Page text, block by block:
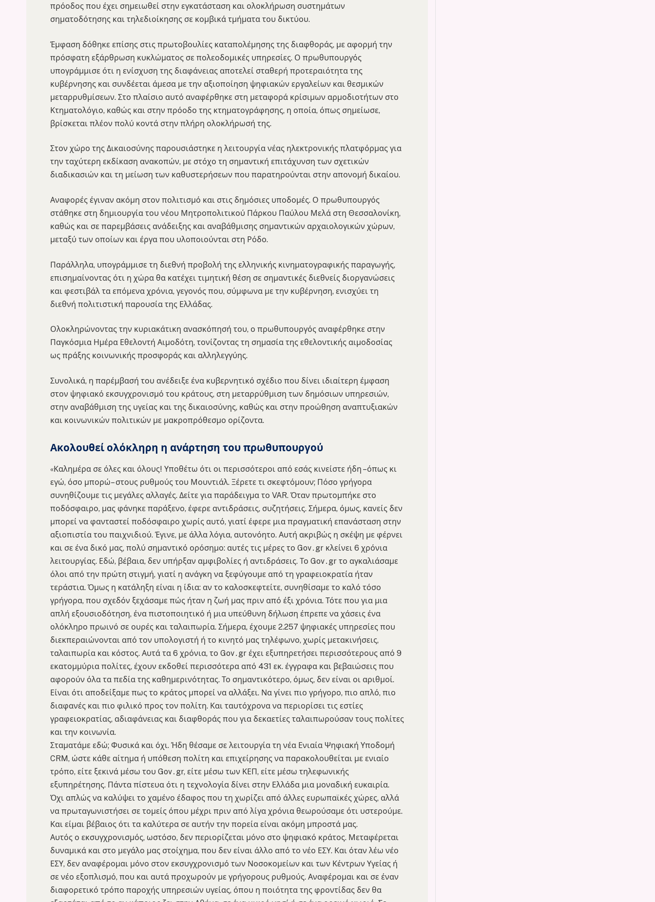
πρόοδος που έχει σημειωθεί στην εγκατάσταση και ολοκλήρωση συστημάτων
σηματοδότησης και τηλεδιοίκησης σε κομβικά τμήματα του δικτύου.
Έμφαση δόθηκε επίσης στις πρωτοβουλίες καταπολέμησης της διαφθοράς, με αφορμή την
πρόσφατη εξάρθρωση κυκλώματος σε πολεοδομικές υπηρεσίες. Ο πρωθυπουργός
υπογράμμισε ότι η ενίσχυση της διαφάνειας αποτελεί σταθερή προτεραιότητα της
κυβέρνησης και συνδέεται άμεσα με την αξιοποίηση ψηφιακών εργαλείων και θεσμικών
μεταρρυθμίσεων. Στο πλαίσιο αυτό αναφέρθηκε στη μεταφορά κρίσιμων αρμοδιοτήτων στο
Κτηματολόγιο, καθώς και στην πρόοδο της κτηματογράφησης, η οποία, όπως σημείωσε,
βρίσκεται πλέον πολύ κοντά στην πλήρη ολοκλήρωσή της.
Στον χώρο της Δικαιοσύνης παρουσιάστηκε η λειτουργία νέας ηλεκτρονικής πλατφόρμας για
την ταχύτερη εκδίκαση ανακοπών, με στόχο τη σημαντική επιτάχυνση των σχετικών
διαδικασιών και τη μείωση των καθυστερήσεων που παρατηρούνται στην απονομή δικαίου.
Αναφορές έγιναν ακόμη στον πολιτισμό και στις δημόσιες υποδομές. Ο πρωθυπουργός
στάθηκε στη δημιουργία του νέου Μητροπολιτικού Πάρκου Παύλου Μελά στη Θεσσαλονίκη,
καθώς και σε παρεμβάσεις ανάδειξης και αναβάθμισης σημαντικών αρχαιολογικών χώρων,
μεταξύ των οποίων και έργα που υλοποιούνται στη Ρόδο.
Παράλληλα, υπογράμμισε τη διεθνή προβολή της ελληνικής κινηματογραφικής παραγωγής,
επισημαίνοντας ότι η χώρα θα κατέχει τιμητική θέση σε σημαντικές διεθνείς διοργανώσεις
και φεστιβάλ τα επόμενα χρόνια, γεγονός που, σύμφωνα με την κυβέρνηση, ενισχύει τη
διεθνή πολιτιστική παρουσία της Ελλάδας.
Ολοκληρώνοντας την κυριακάτικη ανασκόπησή του, ο πρωθυπουργός αναφέρθηκε στην
Παγκόσμια Ημέρα Εθελοντή Αιμοδότη, τονίζοντας τη σημασία της εθελοντικής αιμοδοσίας
ως πράξης κοινωνικής προσφοράς και αλληλεγγύης.
Συνολικά, η παρέμβασή του ανέδειξε ένα κυβερνητικό σχέδιο που δίνει ιδιαίτερη έμφαση
στον ψηφιακό εκσυγχρονισμό του κράτους, στη μεταρρύθμιση των δημόσιων υπηρεσιών,
στην αναβάθμιση της υγείας και της δικαιοσύνης, καθώς και στην προώθηση αναπτυξιακών
και κοινωνικών πολιτικών με μακροπρόθεσμο ορίζοντα.
Ακολουθεί ολόκληρη η ανάρτηση του πρωθυπουργού
«Καλημέρα σε όλες και όλους! Υποθέτω ότι οι περισσότεροι από εσάς κινείστε ήδη –όπως κι
εγώ, όσο μπορώ– στους ρυθμούς του Μουντιάλ. Ξέρετε τι σκεφτόμουν; Πόσο γρήγορα
συνηθίζουμε τις μεγάλες αλλαγές. Δείτε για παράδειγμα το VAR. Όταν πρωτομπήκε στο
ποδόσφαιρο, μας φάνηκε παράξενο, έφερε αντιδράσεις, συζητήσεις. Σήμερα, όμως, κανείς δεν
μπορεί να φανταστεί ποδόσφαιρο χωρίς αυτό, γιατί έφερε μια πραγματική επανάσταση στην
αξιοπιστία του παιχνιδιού. Έγινε, με άλλα λόγια, αυτονόητο. Αυτή ακριβώς η σκέψη με φέρνει
και σε ένα δικό μας, πολύ σημαντικό ορόσημο: αυτές τις μέρες το Gov․gr κλείνει 6 χρόνια
λειτουργίας. Εδώ, βέβαια, δεν υπήρξαν αμφιβολίες ή αντιδράσεις. Το Gov․gr το αγκαλιάσαμε
όλοι από την πρώτη στιγμή, γιατί η ανάγκη να ξεφύγουμε από τη γραφειοκρατία ήταν
τεράστια. Όμως η κατάληξη είναι η ίδια: αν το καλοσκεφτείτε, συνηθίσαμε το καλό τόσο
γρήγορα, που σχεδόν ξεχάσαμε πώς ήταν η ζωή μας πριν από έξι χρόνια. Τότε που για μια
απλή εξουσιοδότηση, ένα πιστοποιητικό ή μια υπεύθυνη δήλωση έπρεπε να χάσεις ένα
ολόκληρο πρωινό σε ουρές και ταλαιπωρία. Σήμερα, έχουμε 2.257 ψηφιακές υπηρεσίες που
διεκπεραιώνονται από τον υπολογιστή ή το κινητό μας τηλέφωνο, χωρίς μετακινήσεις,
ταλαιπωρία και κόστος. Αυτά τα 6 χρόνια, το Gov․gr έχει εξυπηρετήσει περισσότερους από 9
εκατομμύρια πολίτες, έχουν εκδοθεί περισσότερα από 431 εκ. έγγραφα και βεβαιώσεις που
αφορούν όλα τα πεδία της καθημερινότητας. Το σημαντικότερο, όμως, δεν είναι οι αριθμοί.
Είναι ότι αποδείξαμε πως το κράτος μπορεί να αλλάξει. Να γίνει πιο γρήγορο, πιο απλό, πιο
διαφανές και πιο φιλικό προς τον πολίτη. Και ταυτόχρονα να περιορίσει τις εστίες
γραφειοκρατίας, αδιαφάνειας και διαφθοράς που για δεκαετίες ταλαιπωρούσαν τους πολίτες
και την κοινωνία.
Σταματάμε εδώ; Φυσικά και όχι. Ήδη θέσαμε σε λειτουργία τη νέα Ενιαία Ψηφιακή Υποδομή
CRM, ώστε κάθε αίτημα ή υπόθεση πολίτη και επιχείρησης να παρακολουθείται με ενιαίο
τρόπο, είτε ξεκινά μέσω του Gov․gr, είτε μέσω των ΚΕΠ, είτε μέσω τηλεφωνικής
εξυπηρέτησης. Πάντα πίστευα ότι η τεχνολογία δίνει στην Ελλάδα μια μοναδική ευκαιρία.
Όχι απλώς να καλύψει το χαμένο έδαφος που τη χωρίζει από άλλες ευρωπαϊκές χώρες, αλλά
να πρωταγωνιστήσει σε τομείς όπου μέχρι πριν από λίγα χρόνια θεωρούσαμε ότι υστερούμε.
Και είμαι βέβαιος ότι τα καλύτερα σε αυτήν την πορεία είναι ακόμη μπροστά μας.
Αυτός ο εκσυγχρονισμός, ωστόσο, δεν περιορίζεται μόνο στο ψηφιακό κράτος. Μεταφέρεται
δυναμικά και στο μεγάλο μας στοίχημα, που δεν είναι άλλο από το νέο ΕΣΥ. Και όταν λέω νέο
ΕΣΥ, δεν αναφέρομαι μόνο στον εκσυγχρονισμό των Νοσοκομείων και των Κέντρων Υγείας ή
σε νέο εξοπλισμό, που και αυτά προχωρούν με γρήγορους ρυθμούς. Αναφέρομαι και σε έναν
διαφορετικό τρόπο παροχής υπηρεσιών υγείας, όπου η ποιότητα της φροντίδας δεν θα